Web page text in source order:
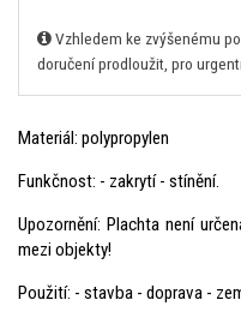
Vzhledem ke zvýšenému
doručení prodloužit, pro
Materiál: polypropylen
Funkčnost: - zakrytí - stínění.
Upozornění: Plachta není
mezi objekty!
Použití: - stavba - doprava -